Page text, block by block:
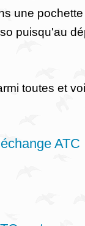
une
puisqu'au
toutes et